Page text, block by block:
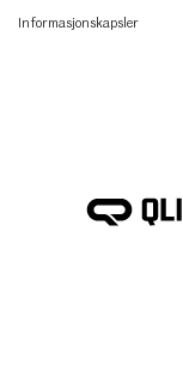
Informasjonskapsler